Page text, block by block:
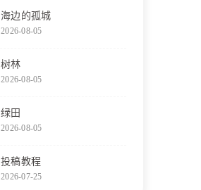
海边的孤城
2026-08-05
树林
2026-08-05
绿田
2026-08-05
投稿教程
2026-07-25